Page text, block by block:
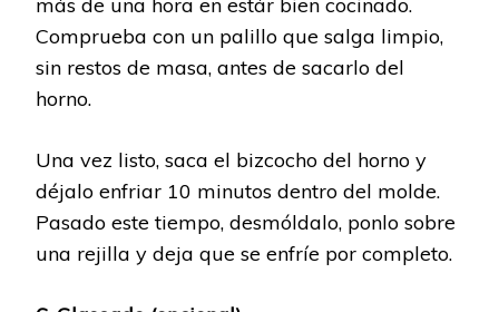
Comprueba con un palillo que salga limpio,
sin restos de masa, antes de sacarlo del
horno.
Una vez listo, saca el bizcocho del horno y
déjalo enfriar 10 minutos dentro del molde.
Pasado este tiempo, desmóldalo, ponlo sobre
una rejilla y deja que se enfríe por completo.